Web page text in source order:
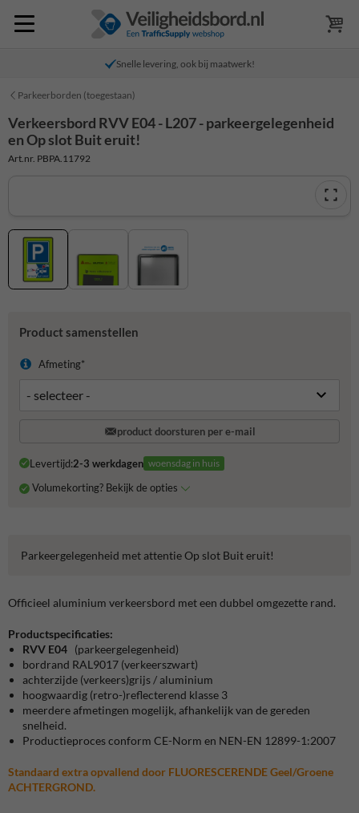
Snelle levering, ook bij maatwerk!
Parkeerborden (toegestaan)
Verkeersbord RVV E04 - L207 - parkeergelegenheid
en Op slot Buit eruit!
Art.nr. PBPA.11792
Product samenstellen
Afmeting*
product doorsturen per e-mail
Levertijd:2-3 werkdagen woensdag in huis
Volumekorting? Bekijk de opties
Parkeergelegenheid met attentie Op slot Buit eruit!
Officieel aluminium verkeersbord met een dubbel omgezette rand.
Productspecificaties:
RVV E04 (parkeergelegenheid)
bordrand RAL9017 (verkeerszwart)
achterzijde (verkeers)grijs / aluminium
hoogwaardig (retro-)reflecterend klasse 3
meerdere afmetingen mogelijk, afhankelijk van de gereden
snelheid.
Productieproces conform CE-Norm en NEN-EN 12899-1:2007
Standaard extra opvallend door FLUORESCERENDE Geel/Groene
ACHTERGROND.